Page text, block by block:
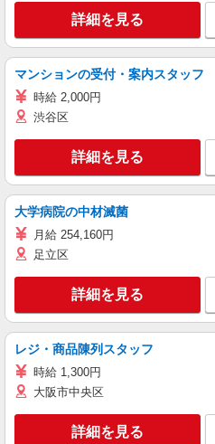
詳細を見る
マンションの受付・案内スタッフ
時給 2,000円
渋谷区
詳細を見る
大学病院の中材滅菌
月給 254,160円
足立区
詳細を見る
レジ・商品陳列スタッフ
時給 1,300円
大阪市中央区
詳細を見る